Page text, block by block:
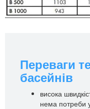
Переваги
басейнів
висока
нема потреби